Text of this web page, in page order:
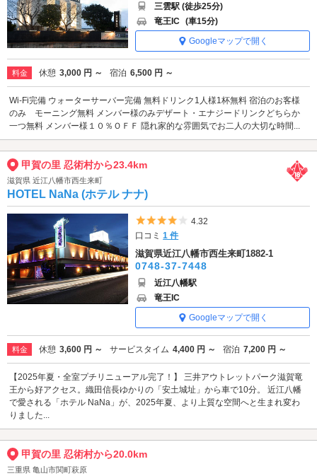
三雲駅 (徒歩25分)
竜王IC (車15分)
Googleマップで開く
料金 休憩 3,000 円 ～ 宿泊 6,500 円 ～
Wi-Fi完備 ウォーターサーバー完備 無料ドリンク1人様1杯無料 宿泊のお客様
のみ モーニング無料 メンバー様のみデザート・エナジードリンクどちらか
一つ無料 メンバー様１０％ＯＦＦ 隠れ家的な雰囲気でお二人の大切な時間...
甲賀の里 忍術村から23.4km
滋賀県 近江八幡市西生来町
HOTEL NaNa (ホテル ナナ)
5つ星のうち4
4.32
口コミ1 件
滋賀県近江八幡市西生来町1882-1
0748-37-7448
近江八幡駅
竜王IC
Googleマップで開く
料金 休憩 3,600 円 ～ サービスタイム 4,400 円 ～ 宿泊 7,200 円 ～
【2025年夏・全室プチリニューアル完了！】 三井アウトレットパーク滋賀竜
王から好アクセス。織田信長ゆかりの「安土城址」から車で10分。 近江八幡
で愛される「ホテル NaNa」が、2025年夏、より上質な空間へと生まれ変わ
りました...
甲賀の里 忍術村から20.0km
三重県 亀山市関町萩原